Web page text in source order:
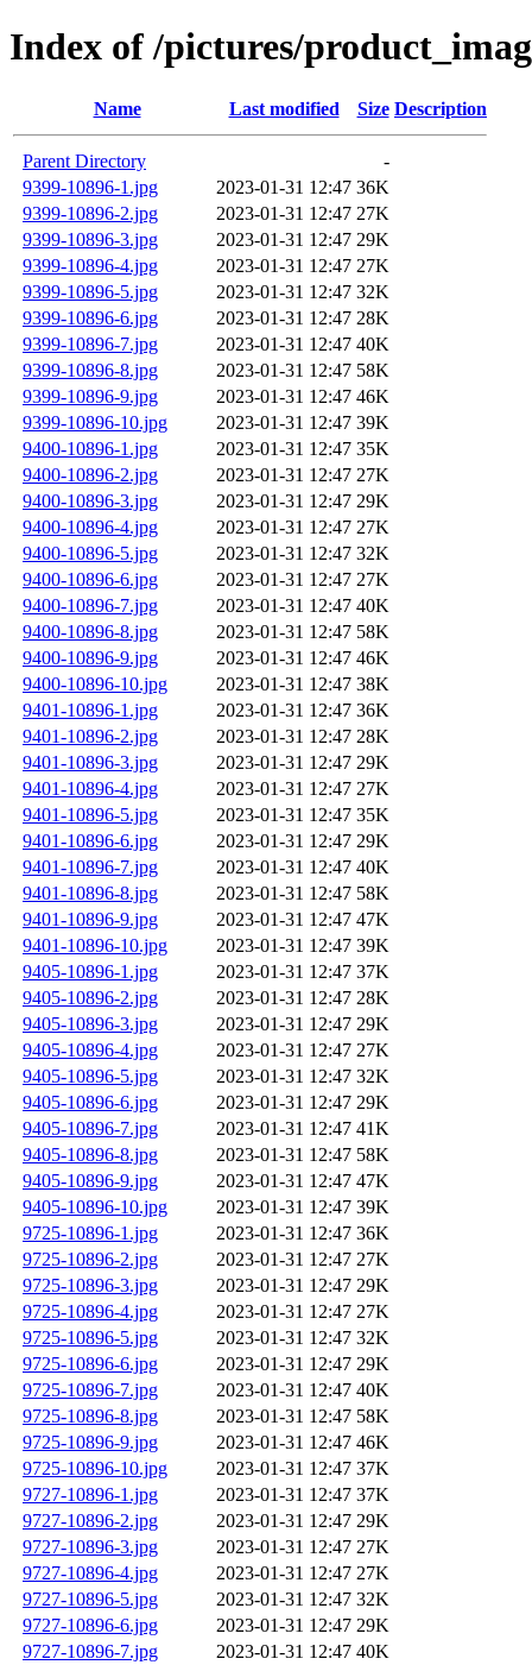
Index of /pictures/
Name Last modified Size Description
Parent Directory
-
9399-10896-1.jpg
2023-01-31 12:47 36K
9399-10896-2.jpg
2023-01-31 12:47 27K
9399-10896-3.jpg
2023-01-31 12:47 29K
9399-10896-4.jpg
2023-01-31 12:47 27K
9399-10896-5.jpg
2023-01-31 12:47 32K
9399-10896-6.jpg
2023-01-31 12:47 28K
9399-10896-7.jpg
2023-01-31 12:47 40K
9399-10896-8.jpg
2023-01-31 12:47 58K
9399-10896-9.jpg
2023-01-31 12:47 46K
9399-10896-10.jpg
2023-01-31 12:47 39K
9400-10896-1.jpg
2023-01-31 12:47 35K
9400-10896-2.jpg
2023-01-31 12:47 27K
9400-10896-3.jpg
2023-01-31 12:47 29K
9400-10896-4.jpg
2023-01-31 12:47 27K
9400-10896-5.jpg
2023-01-31 12:47 32K
9400-10896-6.jpg
2023-01-31 12:47 27K
9400-10896-7.jpg
2023-01-31 12:47 40K
9400-10896-8.jpg
2023-01-31 12:47 58K
9400-10896-9.jpg
2023-01-31 12:47 46K
9400-10896-10.jpg
2023-01-31 12:47 38K
9401-10896-1.jpg
2023-01-31 12:47 36K
9401-10896-2.jpg
2023-01-31 12:47 28K
9401-10896-3.jpg
2023-01-31 12:47 29K
9401-10896-4.jpg
2023-01-31 12:47 27K
9401-10896-5.jpg
2023-01-31 12:47 35K
9401-10896-6.jpg
2023-01-31 12:47 29K
9401-10896-7.jpg
2023-01-31 12:47 40K
9401-10896-8.jpg
2023-01-31 12:47 58K
9401-10896-9.jpg
2023-01-31 12:47 47K
9401-10896-10.jpg
2023-01-31 12:47 39K
9405-10896-1.jpg
2023-01-31 12:47 37K
9405-10896-2.jpg
2023-01-31 12:47 28K
9405-10896-3.jpg
2023-01-31 12:47 29K
9405-10896-4.jpg
2023-01-31 12:47 27K
9405-10896-5.jpg
2023-01-31 12:47 32K
9405-10896-6.jpg
2023-01-31 12:47 29K
9405-10896-7.jpg
2023-01-31 12:47 41K
9405-10896-8.jpg
2023-01-31 12:47 58K
9405-10896-9.jpg
2023-01-31 12:47 47K
9405-10896-10.jpg
2023-01-31 12:47 39K
9725-10896-1.jpg
2023-01-31 12:47 36K
9725-10896-2.jpg
2023-01-31 12:47 27K
9725-10896-3.jpg
2023-01-31 12:47 29K
9725-10896-4.jpg
2023-01-31 12:47 27K
9725-10896-5.jpg
2023-01-31 12:47 32K
9725-10896-6.jpg
2023-01-31 12:47 29K
9725-10896-7.jpg
2023-01-31 12:47 40K
9725-10896-8.jpg
2023-01-31 12:47 58K
9725-10896-9.jpg
2023-01-31 12:47 46K
9725-10896-10.jpg
2023-01-31 12:47 37K
9727-10896-1.jpg
2023-01-31 12:47 37K
9727-10896-2.jpg
2023-01-31 12:47 29K
9727-10896-3.jpg
2023-01-31 12:47 27K
9727-10896-4.jpg
2023-01-31 12:47 27K
9727-10896-5.jpg
2023-01-31 12:47 32K
9727-10896-6.jpg
2023-01-31 12:47 29K
9727-10896-7.jpg
2023-01-31 12:47 40K